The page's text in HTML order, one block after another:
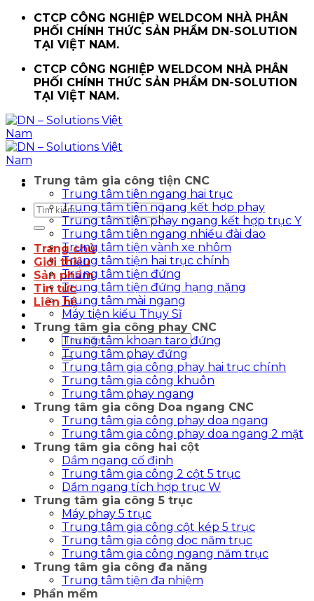
ChuyểnCTCP CÔNG NGHIỆP WELDCOM NHÀ PHÂN
PHỐI CHÍNH THỨC SẢN PHẨM DN-SOLUTION
TẠI VIỆT NAM.
CTCP CÔNG NGHIỆP WELDCOM NHÀ PHÂN
PHỐI CHÍNH THỨC SẢN PHẨM DN-SOLUTION
TẠI VIỆT NAM.
Tìm
kiếm:
Trang chủ
Giới thiệu
Sản phẩm
Tin tức
Liên hệ
Tìm
kiếm:
Trung tâm gia công tiện CNC
Trung tâm tiện ngang hai trục
Trung tâm tiện ngang kết hợp phay
Trung tâm tiện phay ngang kết hợp trục Y
Trung tâm tiện ngang nhiều đài dao
Trung tâm tiện vành xe nhôm
Trung tâm tiện hai trục chính
Trung tâm tiện đứng
Trung tâm tiện đứng hạng nặng
Trung tâm mài ngang
Máy tiện kiểu Thụy Sĩ
Trung tâm gia công phay CNC
Trung tâm khoan taro đứng
Trung tâm phay đứng
Trung tâm gia công phay hai trục chính
Trung tâm gia công khuôn
Trung tâm phay ngang
Trung tâm gia công Doa ngang CNC
Trung tâm gia công phay doa ngang
Trung tâm gia công phay doa ngang 2 mặt
Trung tâm gia công hai cột
Dầm ngang cố định
Trung tâm gia công 2 cột 5 trục
Dầm ngang tích hợp trục W
Trung tâm gia công 5 trục
Máy phay 5 trục
Trung tâm gia công cột kép 5 trục
Trung tâm gia công dọc năm trục
Trung tâm gia công ngang năm trục
Trung tâm gia công đa năng
Trung tâm tiện đa nhiệm
Phần mềm